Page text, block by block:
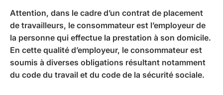
Attention, dans le cadre d’un contrat de placement
de travailleurs, le consommateur est l’employeur de
la personne qui effectue la prestation à son domicile.
En cette qualité d’employeur, le consommateur est
soumis à diverses obligations résultant notamment
du code du travail et du code de la sécurité sociale.